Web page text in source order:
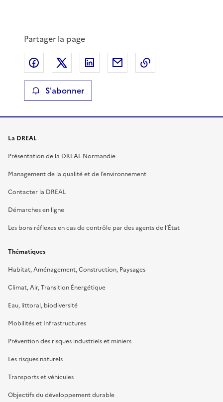
Partager la page
Partager sur Facebook
Partager sur XPartager sur LinkedIn
Partager par email
S'abonner
La DREAL
Présentation de la DREAL Normandie
Management de la qualité et de l’environnement
Contacter la DREAL
Démarches en ligne
Les bons réflexes en cas de contrôle par des agents de l’État
Thématiques
Habitat, Aménagement, Construction, Paysages
Climat, Air, Transition Énergétique
Eau, littoral, biodiversité
Mobilités et Infrastructures
Prévention des risques industriels et miniers
Les risques naturels
Transports et véhicules
Objectifs du développement durable